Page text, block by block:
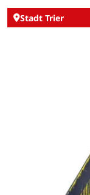
Stadt Trier